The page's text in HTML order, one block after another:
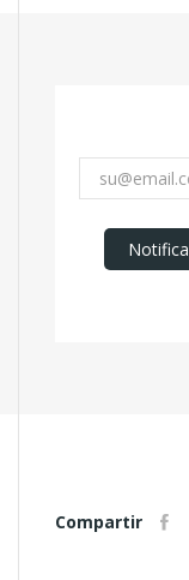
Compartir